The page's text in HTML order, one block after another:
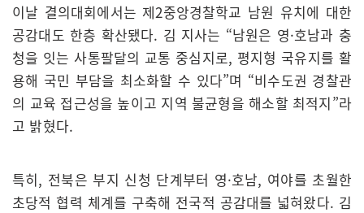
이날 결의대회에서는 제2중앙경찰학교 남원 유치에 대한
공감대도 한층 확산됐다. 김 지사는 “남원은 영·호남과 충
청을 잇는 사통팔달의 교통 중심지로, 평지형 국유지를 활
용해 국민 부담을 최소화할 수 있다”며 “비수도권 경찰관
의 교육 접근성을 높이고 지역 불균형을 해소할 최적지”라
고 밝혔다.
특히, 전북은 부지 신청 단계부터 영·호남, 여야를 초월한
초당적 협력 체계를 구축해 전국적 공감대를 넓혀왔다. 김